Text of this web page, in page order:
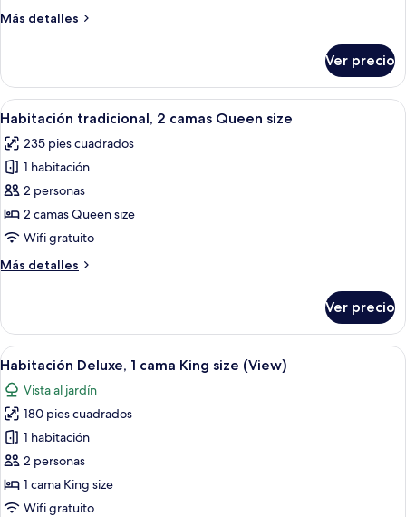
cama
Más detalles
Más
tradicional,
cama
size
Ver precio
Abrir
todas
las
fotos
de
Habitación
tradicional,
camas
Habitación de hotel con dos camas,
4
Habitación tradicional, 2 camas Queen size
235 pies cuadrados
1 habitación
2 personas
2 camas Queen size
Wifi gratuito
Más detalles
Más
tradicional,
camas
size
Ver precio
Abrir
todas
las
fotos
de
Habitación
Deluxe,
1
Una habitación de hotel moderna
5
Habitación Deluxe, 1 cama King size (View)
Vista al jardín
180 pies cuadrados
1 habitación
2 personas
1 cama King size
Wifi gratuito